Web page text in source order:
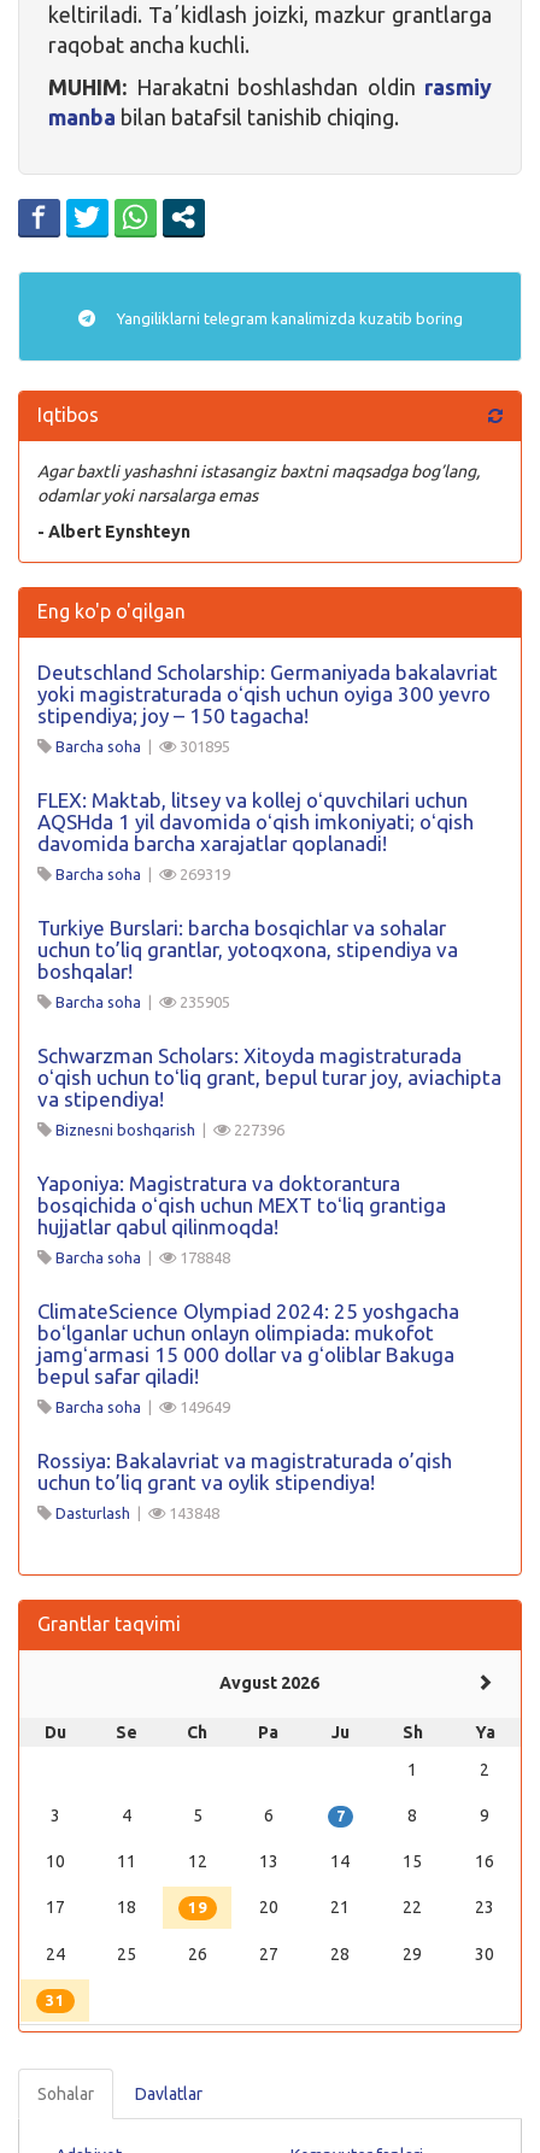
keltiriladi. Taʼkidlash joizki, mazkur grantlarga
raqobat ancha kuchli.
MUHIM: Harakatni boshlashdan oldin rasmiy
manba bilan batafsil tanishib chiqing.
Yangiliklarni telegram kanalimizda kuzatib boring
Iqtibos
Agar baxtli yashashni istasangiz baxtni maqsadga bog’lang,
odamlar yoki narsalarga emas
- Albert Eynshteyn
Eng ko'p o'qilgan
Deutschland Scholarship: Germaniyada bakalavriat
yoki magistraturada oʻqish uchun oyiga 300 yevro
stipendiya; joy – 150 tagacha!
Barcha soha | 301895
FLEX: Maktab, litsey va kollej oʻquvchilari uchun
AQSHda 1 yil davomida oʻqish imkoniyati; oʻqish
davomida barcha xarajatlar qoplanadi!
Barcha soha | 269319
Turkiye Burslari: barcha bosqichlar va sohalar
uchun to’liq grantlar, yotoqxona, stipendiya va
boshqalar!
Barcha soha | 235905
Schwarzman Scholars: Xitoyda magistraturada
oʻqish uchun toʻliq grant, bepul turar joy, aviachipta
va stipendiya!
Biznesni boshqarish | 227396
Yaponiya: Magistratura va doktorantura
bosqichida oʻqish uchun MEXT toʻliq grantiga
hujjatlar qabul qilinmoqda!
Barcha soha | 178848
ClimateScience Olympiad 2024: 25 yoshgacha
boʻlganlar uchun onlayn olimpiada: mukofot
jamgʻarmasi 15 000 dollar va gʻoliblar Bakuga
bepul safar qiladi!
Barcha soha | 149649
Rossiya: Bakalavriat va magistraturada o’qish
uchun to’liq grant va oylik stipendiya!
Dasturlash | 143848
Grantlar taqvimi
Avgust 2026
Du Se Ch Pa Ju Sh
Ya
1
2
3 4 5 6 7 8 9
10 11 12 13 14 15 16
17 18 19 20 21 22 23
24 25 26 27 28 29 30
31
Sohalar Davlatlar